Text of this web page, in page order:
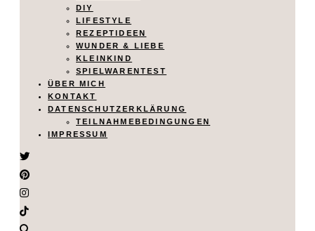
DIY
LIFESTYLE
REZEPTIDEEN
WUNDER & LIEBE
KLEINKIND
SPIELWARENTEST
ÜBER MICH
KONTAKT
DATENSCHUTZERKLÄRUNG
TEILNAHMEBEDINGUNGEN
IMPRESSUM